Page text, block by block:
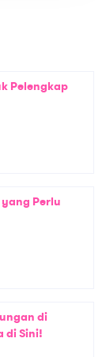
Pelengkap
Perlu
di
di Sini!